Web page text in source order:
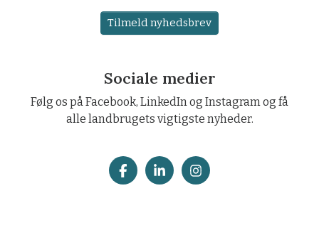
Tilmeld nyhedsbrev
Sociale medier
Følg os på Facebook, LinkedIn og Instagram og få
alle landbrugets vigtigste nyheder.